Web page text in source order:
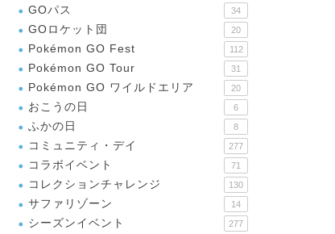
GOパス 34
GOロケット団 20
Pokémon GO Fest 112
Pokémon GO Tour 31
Pokémon GO ワイルドエリア 20
おこうの日 6
ふかの日 8
コミュニティ・デイ 277
コラボイベント 71
コレクションチャレンジ 130
サファリゾーン 14
シーズンイベント 277